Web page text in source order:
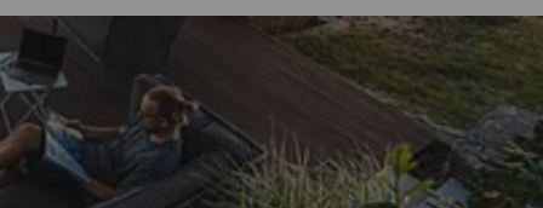
Trusted Shops
4,83/ 5